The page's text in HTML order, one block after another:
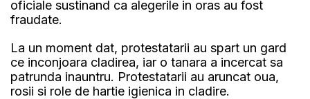
oficiale sustinand ca alegerile in oras au fost
fraudate.
La un moment dat, protestatarii au spart un gard
ce inconjoara cladirea, iar o tanara a incercat sa
patrunda inauntru. Protestatarii au aruncat oua,
rosii si role de hartie igienica in cladire.